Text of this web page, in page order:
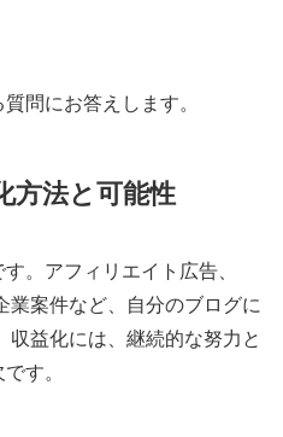
問にお答えします。
方法と可能性
。アフィリエイト広告、
業案件など、自分のブログに
収益化には、継続的な努力と
す。